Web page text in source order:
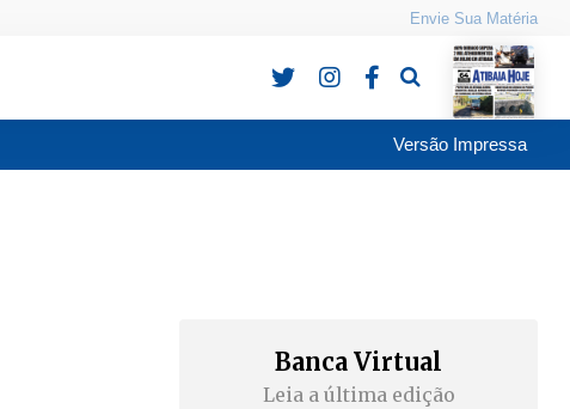
Envie Sua Matéria
Pesquisa
Versão Impressa
Banca Virtual
Leia a última edição